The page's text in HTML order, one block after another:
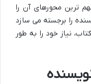
ترین محورهای آن را
را برجسته می سازد
نیاز خود را به طور